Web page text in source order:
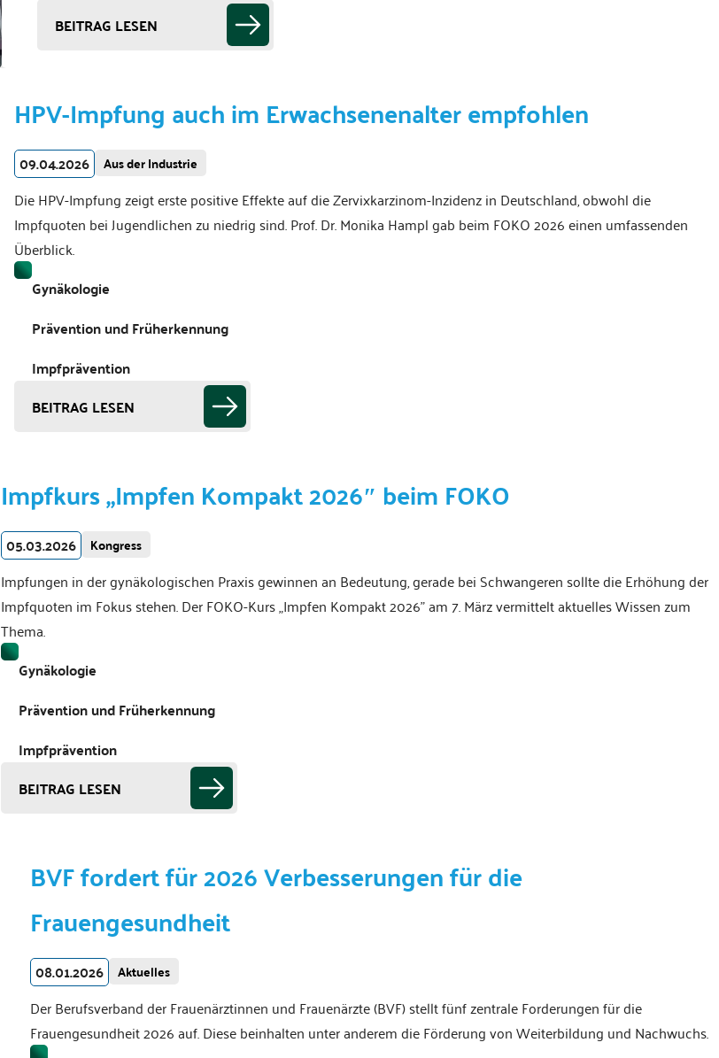
BEITRAG LESEN
HPV-Impfung auch im Erwachsenenalter empfohlen
09.04.2026 Aus der Industrie
Die HPV-Impfung zeigt erste positive Effekte auf die Zervixkarzinom-Inzidenz in Deutschland, obwohl die
Impfquoten bei Jugendlichen zu niedrig sind. Prof. Dr. Monika Hampl gab beim FOKO 2026 einen umfassenden
Überblick.
Gynäkologie
Prävention und Früherkennung
Impfprävention
BEITRAG LESEN
Impfkurs „Impfen Kompakt 2026″ beim FOKO
05.03.2026 Kongress
Impfungen in der gynäkologischen Praxis gewinnen an Bedeutung, gerade bei Schwangeren sollte die Erhöhung der
Impfquoten im Fokus stehen. Der FOKO-Kurs „Impfen Kompakt 2026" am 7. März vermittelt aktuelles Wissen zum
Thema.
Gynäkologie
Prävention und Früherkennung
Impfprävention
BEITRAG LESEN
BVF fordert für 2026 Verbesserungen für die
Frauengesundheit
08.01.2026 Aktuelles
Der Berufsverband der Frauenärztinnen und Frauenärzte (BVF) stellt fünf zentrale Forderungen für die
Frauengesundheit 2026 auf. Diese beinhalten unter anderem die Förderung von Weiterbildung und Nachwuchs.